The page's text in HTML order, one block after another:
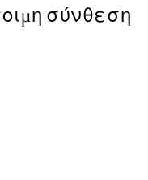
σύνθεση